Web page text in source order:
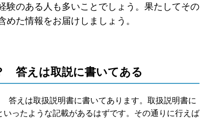
験のある人も多いことでしょう。果たしてその
た情報をお届けしましょう。
答えは取説に書いてある
答えは取扱説明書に書いてあります。取扱説明書に
ったような記載があるはずです。その通りに行えば